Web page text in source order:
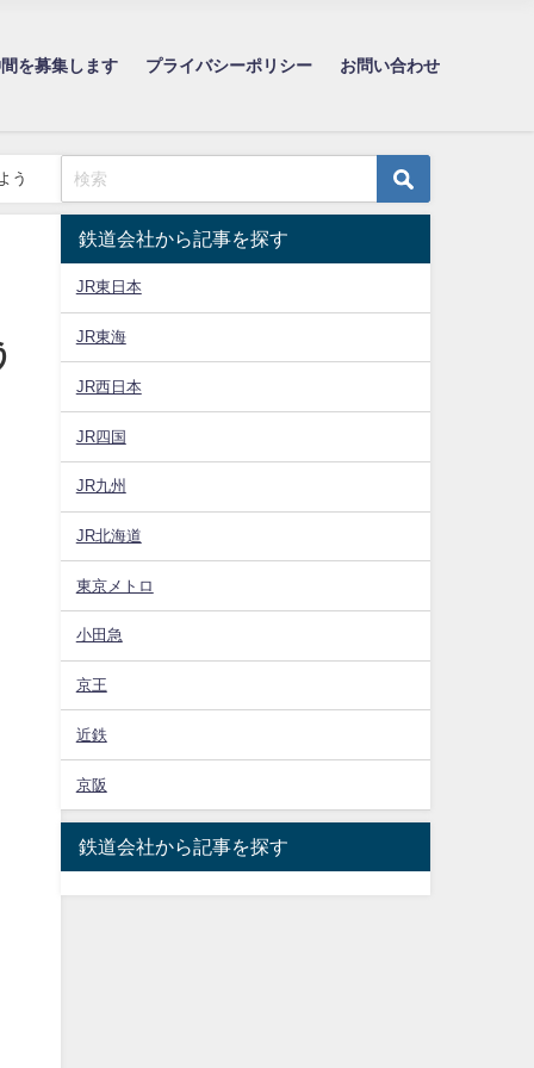
を募集します プライバシーポリシー お問い合わせ
う
鉄道会社から記事を探す
JR東日本
JR東海
JR西日本
JR四国
JR九州
JR北海道
東京メトロ
小田急
京王
近鉄
京阪
鉄道会社から記事を探す